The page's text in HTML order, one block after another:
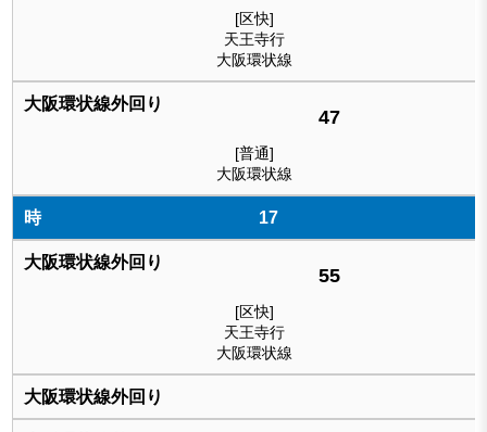
[区快]
天王寺行
大阪環状線
47
[普通]
大阪環状線
17
55
[区快]
天王寺行
大阪環状線